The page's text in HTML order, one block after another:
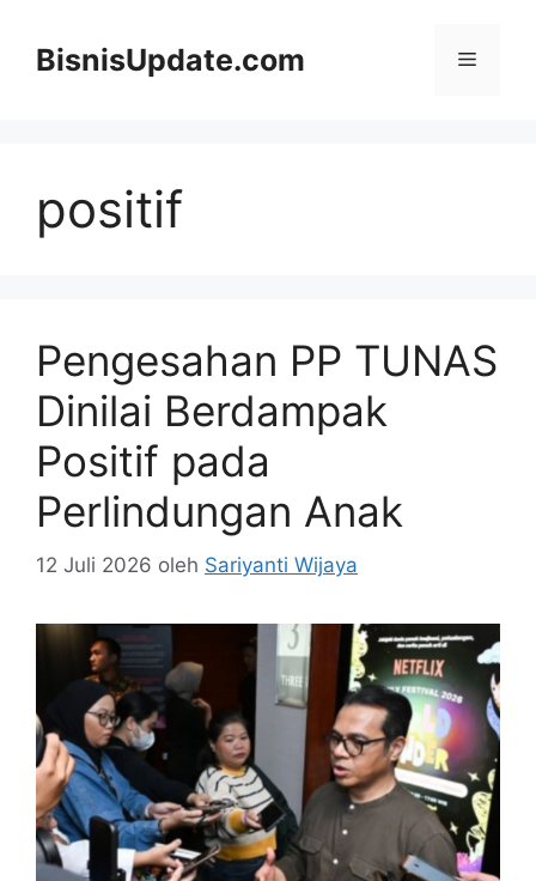
BisnisUpdate.com Menu
positif
Pengesahan PP TUNAS
Dinilai Berdampak
Positif pada
Perlindungan Anak
12 Juli 2026 oleh Sariyanti Wijaya